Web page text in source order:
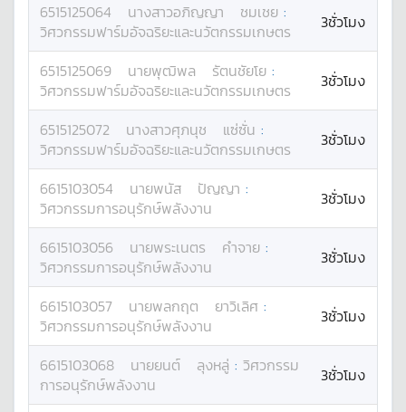
6515125064 นางสาวอภิญญา ชมเชย :
วิศวกรรมฟาร์มอัจฉริยะและนวัตกรรมเกษตร
3ชั่วโมง
6515125069 นายพุฒิพล รัตนชัยโย :
วิศวกรรมฟาร์มอัจฉริยะและนวัตกรรมเกษตร
3ชั่วโมง
6515125072 นางสาวศุภนุช แซ่ซั่น :
วิศวกรรมฟาร์มอัจฉริยะและนวัตกรรมเกษตร
3ชั่วโมง
6615103054 นายพนัส ปัญญา :
วิศวกรรมการอนุรักษ์พลังงาน
3ชั่วโมง
6615103056 นายพระเนตร คำจาย :
วิศวกรรมการอนุรักษ์พลังงาน
3ชั่วโมง
6615103057 นายพลกฤต ยาวิเลิศ :
วิศวกรรมการอนุรักษ์พลังงาน
3ชั่วโมง
6615103068 นายยนต์ ลุงหลู่ : วิศวกรรม
การอนุรักษ์พลังงาน
3ชั่วโมง